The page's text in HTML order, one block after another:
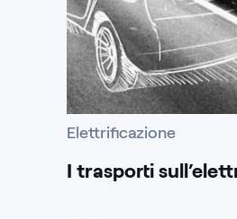
Elettrificazione
I trasporti